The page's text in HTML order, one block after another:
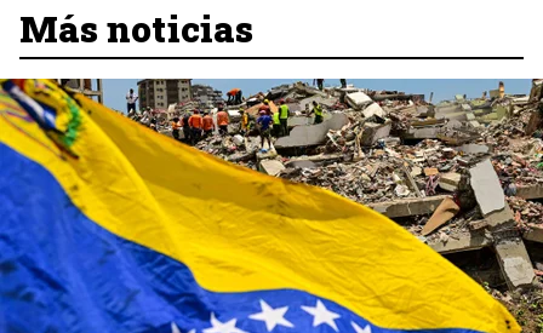
Más noticias